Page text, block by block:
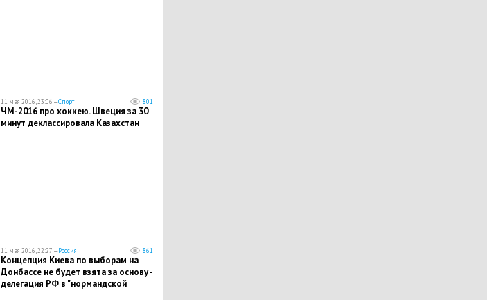
11 мая 2016, 23:06 —Спорт 801
ЧМ-2016 про хоккею. Швеция за 30
минут деклассировала Казахстан
11 мая 2016, 22:27 —Россия 861
Концепция Киева по выборам на
Донбассе не будет взята за основу -
делегация РФ в "нормандской